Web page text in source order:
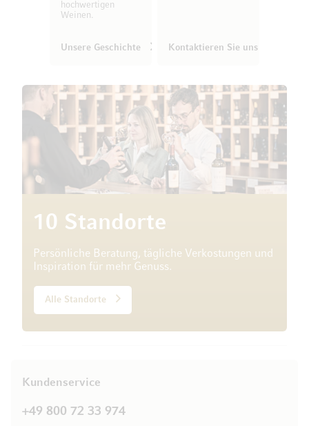
hochwertigen
Weinen.
Unsere Geschichte Kontaktieren Sie uns
10 Standorte
Persönliche Beratung, tägliche Verkostungen und
Inspiration für mehr Genuss.
Alle Standorte
Kundenservice
+49 800 72 33 974